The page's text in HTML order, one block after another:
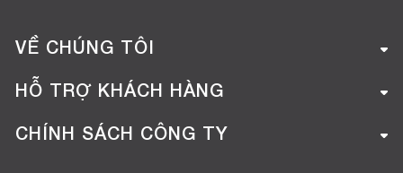
VỀ CHÚNG TÔI
Giới thiệu công ty
Tuyển dụng
HỖ TRỢ KHÁCH HÀNG
Hướng dẫn mua hàng online
CHÍNH SÁCH CÔNG TY